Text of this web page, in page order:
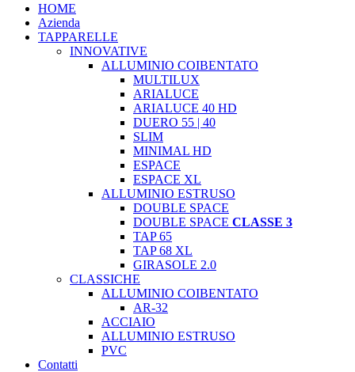
HOME
Azienda
TAPPARELLE
INNOVATIVE
ALLUMINIO COIBENTATO
MULTILUX
ARIALUCE
ARIALUCE 40 HD
DUERO 55 | 40
SLIM
MINIMAL HD
ESPACE
ESPACE XL
ALLUMINIO ESTRUSO
DOUBLE SPACE
DOUBLE SPACE CLASSE 3
TAP 65
TAP 68 XL
GIRASOLE 2.0
CLASSICHE
ALLUMINIO COIBENTATO
AR-32
ACCIAIO
ALLUMINIO ESTRUSO
PVC
Contatti